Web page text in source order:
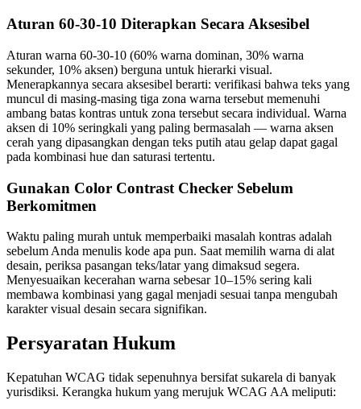
Aturan 60-30-10 Diterapkan Secara Aksesibel
Aturan warna 60-30-10 (60% warna dominan, 30% warna
sekunder, 10% aksen) berguna untuk hierarki visual.
Menerapkannya secara aksesibel berarti: verifikasi bahwa teks yang
muncul di masing-masing tiga zona warna tersebut memenuhi
ambang batas kontras untuk zona tersebut secara individual. Warna
aksen di 10% seringkali yang paling bermasalah — warna aksen
cerah yang dipasangkan dengan teks putih atau gelap dapat gagal
pada kombinasi hue dan saturasi tertentu.
Gunakan Color Contrast Checker Sebelum
Berkomitmen
Waktu paling murah untuk memperbaiki masalah kontras adalah
sebelum Anda menulis kode apa pun. Saat memilih warna di alat
desain, periksa pasangan teks/latar yang dimaksud segera.
Menyesuaikan kecerahan warna sebesar 10–15% sering kali
membawa kombinasi yang gagal menjadi sesuai tanpa mengubah
karakter visual desain secara signifikan.
Persyaratan Hukum
Kepatuhan WCAG tidak sepenuhnya bersifat sukarela di banyak
yurisdiksi. Kerangka hukum yang merujuk WCAG AA meliputi: